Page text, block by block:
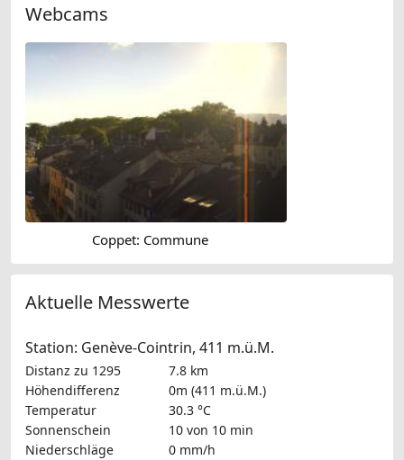
Webcams
Coppet: Commune
Aktuelle Messwerte
Station: Genève-Cointrin, 411 m.ü.M.
Distanz zu 1295
7.8 km
Höhendifferenz
0m (411 m.ü.M.)
Temperatur
30.3 °C
Sonnenschein
10 von 10 min
Niederschläge
0 mm/h